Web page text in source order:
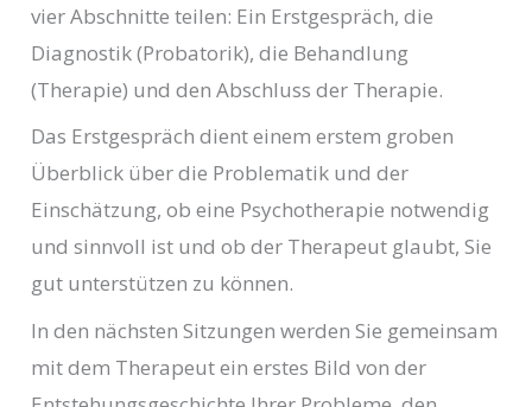
vier Abschnitte teilen: Ein Erstgespräch, die
Diagnostik (Probatorik), die Behandlung
(Therapie) und den Abschluss der Therapie.
Das Erstgespräch dient einem erstem groben
Überblick über die Problematik und der
Einschätzung, ob eine Psychotherapie notwendig
und sinnvoll ist und ob der Therapeut glaubt, Sie
gut unterstützen zu können.
In den nächsten Sitzungen werden Sie gemeinsam
mit dem Therapeut ein erstes Bild von der